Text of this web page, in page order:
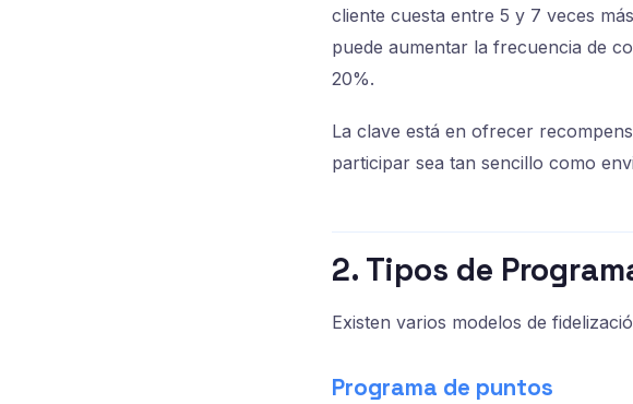
cliente cuesta entre 5 y 7 veces
puede aumentar la frecuencia de
20%.
La clave está en ofrecer
participar sea tan sencillo como
2. Tipos de
Existen varios modelos de
Programa de puntos